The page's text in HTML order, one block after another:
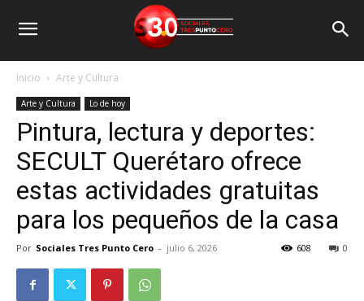
Inicio Arte y Cultura
Arte y Cultura Lo de hoy
Pintura, lectura y deportes:
SECULT Querétaro ofrece
estas actividades gratuitas
para los pequeños de la casa
Por Sociales Tres Punto Cero - julio 6, 2026 0
608